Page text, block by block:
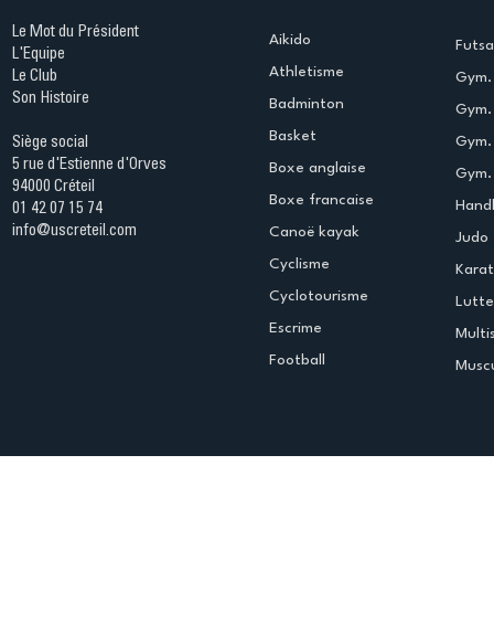
Le Mot du Président
L'Equipe
Le Club
Son Histoire
Siège social
5 rue d'Estienne d'Orves
94000 Créteil
01 42 07 15 74
info@uscreteil.com
Aikido
Athletisme
Badminton
Basket
Boxe anglaise
Boxe francaise
Canoë kayak
Cyclisme
Cyclotourisme
Escrime
Football
Judo
Lutte